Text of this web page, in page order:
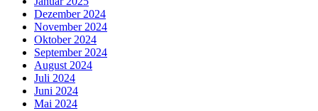
Dezember 2024
November 2024
Oktober 2024
September 2024
August 2024
Juli 2024
Juni 2024
Mai 2024